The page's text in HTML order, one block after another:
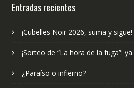
Entradas recientes
¡Cubelles Noir 2026, suma y sigue!
¡Sorteo de “La hora de la fuga”:
¿Paraíso o infierno?